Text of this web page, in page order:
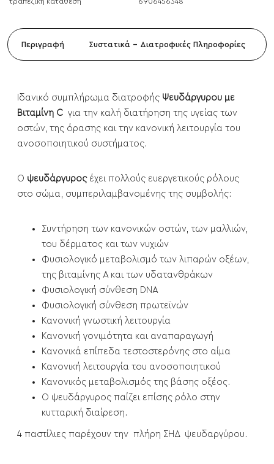
Περιγραφή Συστατικά - Διατροφικές Πληροφορίες
Ιδανικό συμπλήρωμα διατροφής Ψευδάργυρου με
Βιταμίνη C για την καλή διατήρηση της υγείας των
οστών, της όρασης και την κανονική λειτουργία του
ανοσοποιητικού συστήματος.
Ο ψευδάργυρος έχει πολλούς ευεργετικούς ρόλους
στο σώμα, συμπεριλαμβανομένης της συμβολής:
Συντήρηση των κανονικών οστών, των μαλλιών,
του δέρματος και των νυχιών
Φυσιολογικό μεταβολισμό των λιπαρών οξέων,
της βιταμίνης Α και των υδατανθράκων
Φυσιολογική σύνθεση DNA
Φυσιολογική σύνθεση πρωτεϊνών
Κανονική γνωστική λειτουργία
Κανονική γονιμότητα και αναπαραγωγή
Κανονικά επίπεδα τεστοστερόνης στο αίμα
Κανονική λειτουργία του ανοσοποιητικού
Κανονικός μεταβολισμός της βάσης οξέος.
Ο ψευδάργυρος παίζει επίσης ρόλο στην
κυτταρική διαίρεση.
4 παστίλιες παρέχουν την πλήρη ΣΗΔ ψευδαργύρου.